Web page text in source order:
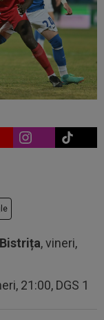
, vineri,
21:00, DGS 1